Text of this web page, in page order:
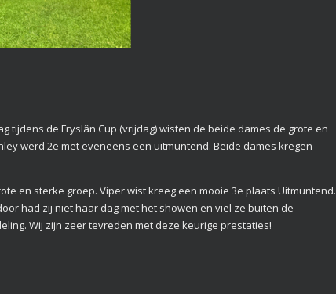
tijdens de Fryslân Cup (vrijdag) wisten de beide dames de grote en
werd 2e met eveneens een uitmuntend. Beide dames kregen
en sterke groep. Viper wist kreeg een mooie 3e plaats Uitmuntend.
had zij niet haar dag met het showen en viel ze buiten de
Wij zijn zeer tevreden met deze keurige prestaties!